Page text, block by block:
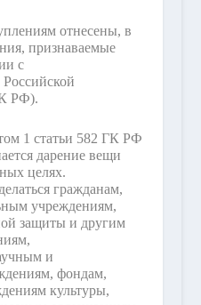
отнесены, в
признаваемые
с
РФ).
1 статьи 582 ГК РФ
дарение вещи
целях.
гражданам,
учреждениям,
защиты и другим
и
фондам,
культуры,